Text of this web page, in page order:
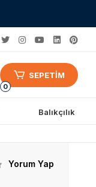
0
SEPETİM
Balıkçılık
Yorum Yap